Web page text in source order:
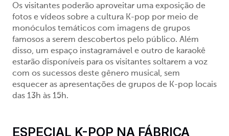
Os visitantes poderão aproveitar uma exposição de
fotos e vídeos sobre a cultura K-pop por meio de
monóculos temáticos com imagens de grupos
famosos a serem descobertos pelo público. Além
disso, um espaço instagramável e outro de karaokê
estarão disponíveis para os visitantes soltarem a voz
com os sucessos deste gênero musical, sem
esquecer as apresentações de grupos de K-pop locais
das 13h às 15h.
ESPECIAL K-POP NA FÁBRICA